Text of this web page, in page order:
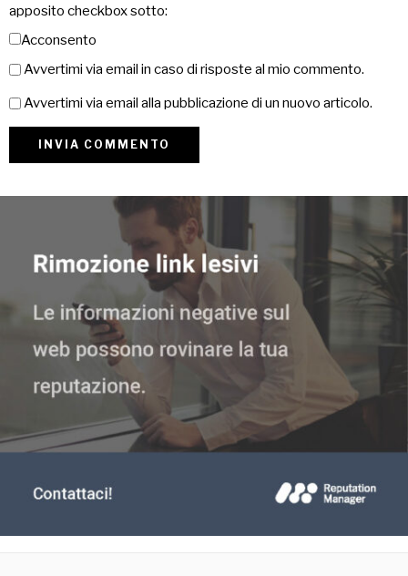
apposito checkbox sotto:
Acconsento
Avvertimi via email in caso di risposte al mio commento.
Avvertimi via email alla pubblicazione di un nuovo articolo.